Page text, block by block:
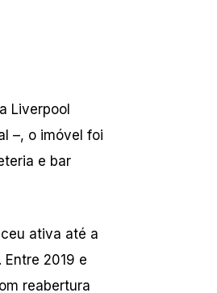
Liverpool
–, o imóvel foi
e bar
ativa até a
2019 e
reabertura